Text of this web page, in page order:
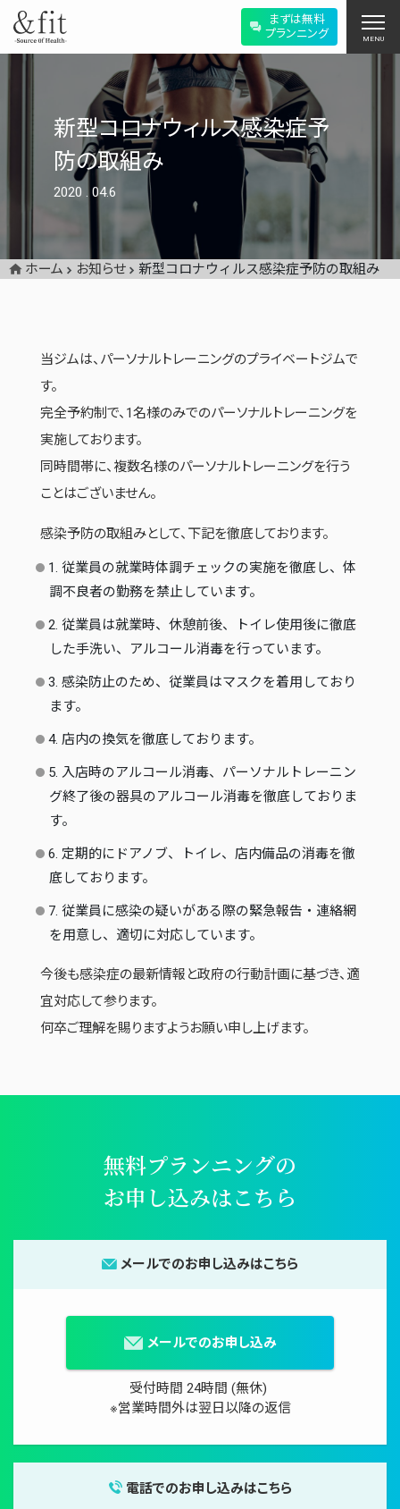
まずは無料
プランニング
MENU
新型コロナウィルス感染症予
防の取組み
2020 04.6
ホーム お知らせ 新型コロナウィルス感染症予防の取組み
当ジムは、パーソナルトレーニングのプライベートジムで
す。
完全予約制で、1名様のみでのパーソナルトレーニングを
実施しております。
同時間帯に、複数名様のパーソナルトレーニングを行う
ことはございません。
感染予防の取組みとして、下記を徹底しております。
1. 従業員の就業時体調チェックの実施を徹底し、体
調不良者の勤務を禁止しています。
2. 従業員は就業時、休憩前後、トイレ使用後に徹底
した手洗い、アルコール消毒を行っています。
3. 感染防止のため、従業員はマスクを着用しており
ます。
4. 店内の換気を徹底しております。
5. 入店時のアルコール消毒、パーソナルトレーニン
グ終了後の器具のアルコール消毒を徹底しておりま
す。
6. 定期的にドアノブ、トイレ、店内備品の消毒を徹
底しております。
7. 従業員に感染の疑いがある際の緊急報告・連絡網
を用意し、適切に対応しています。
今後も感染症の最新情報と政府の行動計画に基づき、適
宜対応して参ります。
何卒ご理解を賜りますようお願い申し上げます。
無料プランニングの
お申し込みはこちら
メールでのお申し込みはこちら
メールでのお申し込み
受付時間 24時間 (無休)
※営業時間外は翌日以降の返信
電話でのお申し込みはこちら